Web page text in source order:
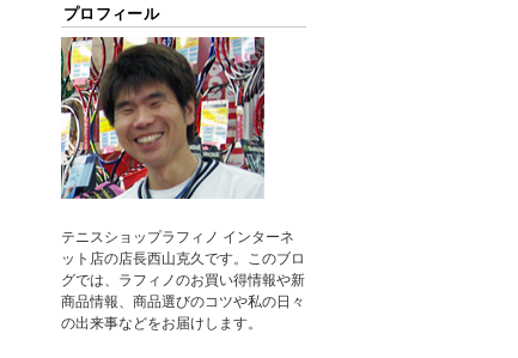
プロフィール
テニスショップラフィノ インターネ
ット店の店長西山克久です。このブロ
グでは、ラフィノのお買い得情報や新
商品情報、商品選びのコツや私の日々
の出来事などをお届けします。